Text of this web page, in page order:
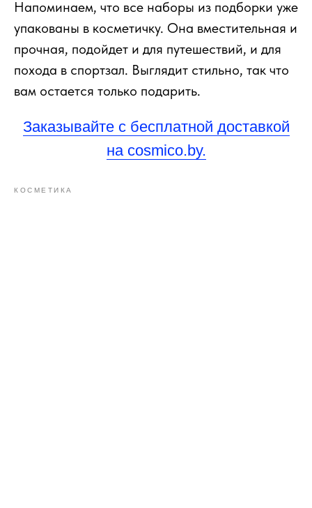
Напоминаем, что все наборы из подборки уже
упакованы в косметичку. Она вместительная и
прочная, подойдет и для путешествий, и для
похода в спортзал. Выглядит стильно, так что
вам остается только подарить.
Заказывайте с бесплатной доставкой
на cosmico.by.
КОСМЕТИКА